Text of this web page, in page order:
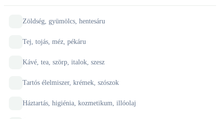
Zöldség, gyümölcs, hentesáru
Tej, tojás, méz, pékáru
Kávé, tea, szörp, italok, szesz
Tartós élelmiszer, krémek, szószok
Háztartás, higiénia, kozmetikum, illóolaj